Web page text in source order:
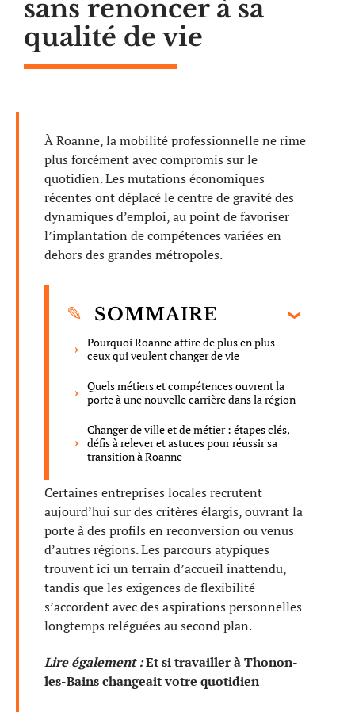
sans renoncer à sa
qualité de vie
À Roanne, la mobilité professionnelle ne rime
plus forcément avec compromis sur le
quotidien. Les mutations économiques
récentes ont déplacé le centre de gravité des
dynamiques d’emploi, au point de favoriser
l’implantation de compétences variées en
dehors des grandes métropoles.
SOMMAIRE
Pourquoi Roanne attire de plus en plus
ceux qui veulent changer de vie
Quels métiers et compétences ouvrent la
porte à une nouvelle carrière dans la région
Changer de ville et de métier : étapes clés,
défis à relever et astuces pour réussir sa
transition à Roanne
Certaines entreprises locales recrutent
aujourd’hui sur des critères élargis, ouvrant la
porte à des profils en reconversion ou venus
d’autres régions. Les parcours atypiques
trouvent ici un terrain d’accueil inattendu,
tandis que les exigences de flexibilité
s’accordent avec des aspirations personnelles
longtemps reléguées au second plan.
Lire également :Et si travailler à Thonon-
les-Bains changeait votre quotidien